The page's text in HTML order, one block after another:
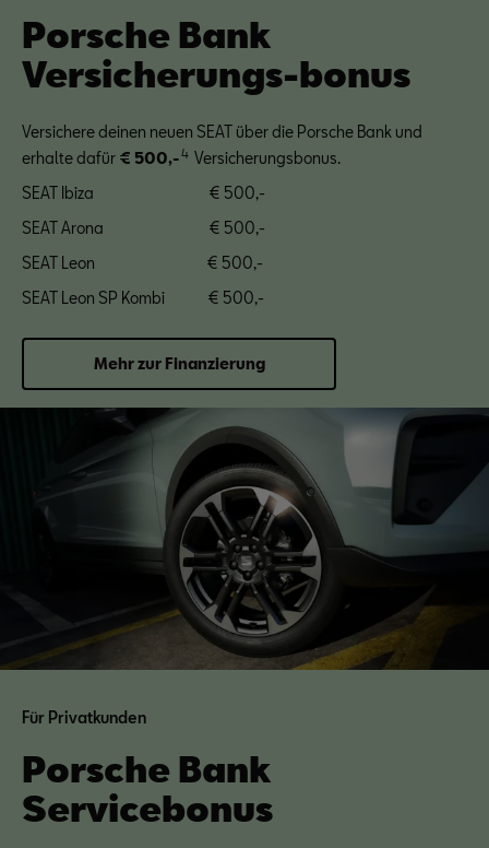
Porsche Bank
Versicherungs-bonus
Versichere deinen neuen SEAT über die Porsche Bank und
erhalte dafür € 500,-4 Versicherungsbonus.
SEAT Ibiza € 500,-
SEAT Arona € 500,-
SEAT Leon € 500,-
SEAT Leon SP Kombi € 500,-
Mehr zur Finanzierung
Für Privatkunden
Porsche Bank
Servicebonus